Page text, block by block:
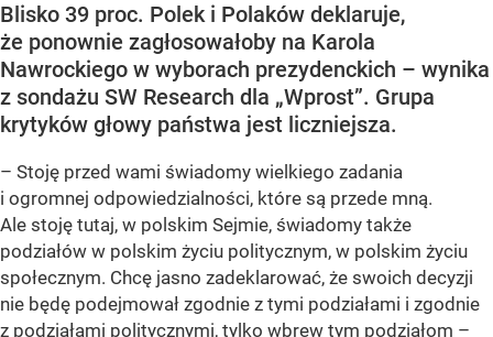
Blisko 39 proc. Polek i Polaków deklaruje,
że ponownie zagłosowałoby na Karola
Nawrockiego w wyborach prezydenckich – wynika
z sondażu SW Research dla „Wprost”. Grupa
krytyków głowy państwa jest liczniejsza.
– Stoję przed wami świadomy wielkiego zadania
i ogromnej odpowiedzialności, które są przede mną.
Ale stoję tutaj, w polskim Sejmie, świadomy także
podziałów w polskim życiu politycznym, w polskim życiu
społecznym. Chcę jasno zadeklarować, że swoich decyzji
nie będę podejmował zgodnie z tymi podziałami i zgodnie
z podziałami politycznymi, tylko wbrew tym podziałom –